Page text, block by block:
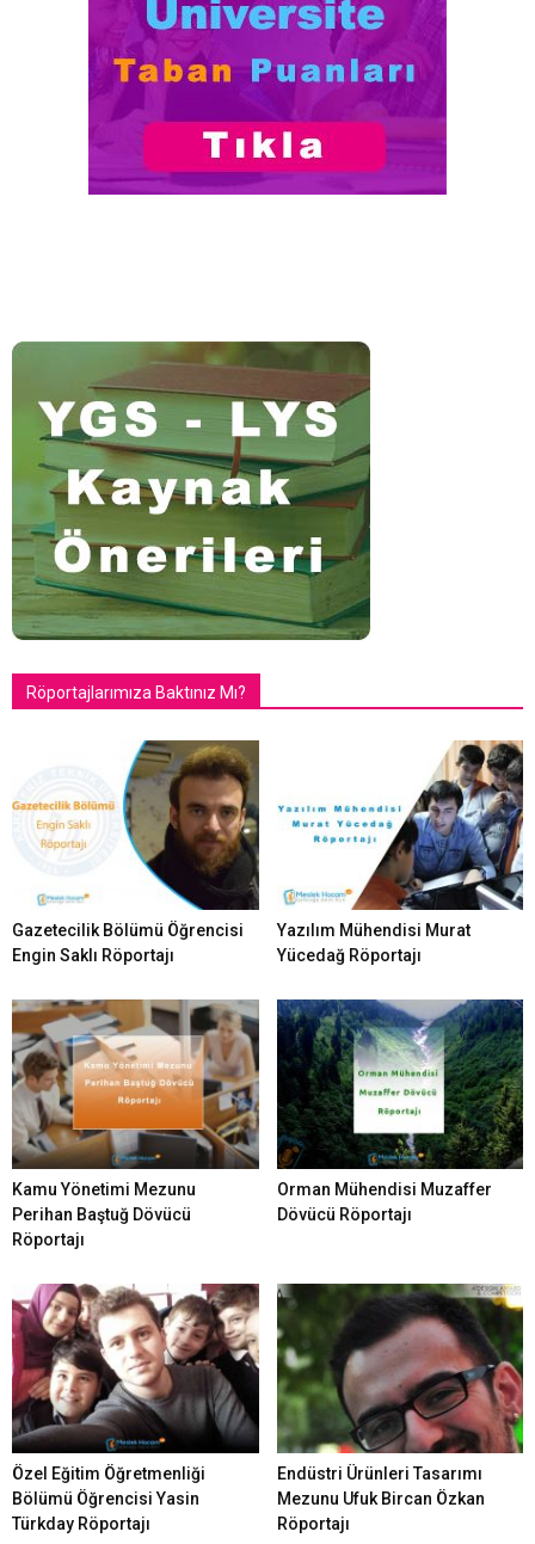
Röportajlarımıza Baktınız Mı?
Gazetecilik Bölümü Öğrencisi
Engin Saklı Röportajı
Yazılım Mühendisi Murat
Yücedağ Röportajı
Kamu Yönetimi Mezunu
Perihan Baştuğ Dövücü
Röportajı
Orman Mühendisi Muzaffer
Dövücü Röportajı
Özel Eğitim Öğretmenliği
Bölümü Öğrencisi Yasin
Türkday Röportajı
Endüstri Ürünleri Tasarımı
Mezunu Ufuk Bircan Özkan
Röportajı